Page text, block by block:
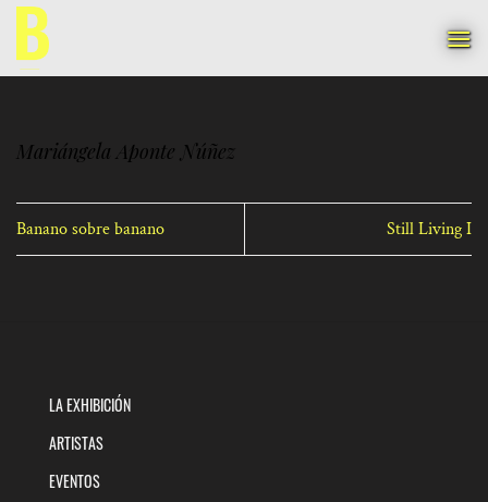
Saltar
contenido
Mariángela Aponte Núñez
Banano sobre banano Still Living I
LA EXHIBICIÓN
ARTISTAS
EVENTOS